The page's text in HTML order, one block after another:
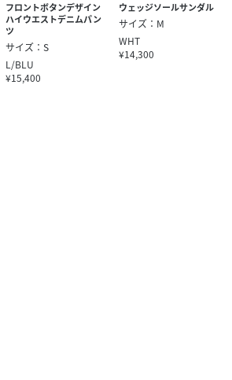
フロントボタンデザイン
ハイウエストデニムパン
ツ
サイズ：S
L/BLU
¥15,400
ウェッジソールサンダル
サイズ：M
WHT
¥14,300